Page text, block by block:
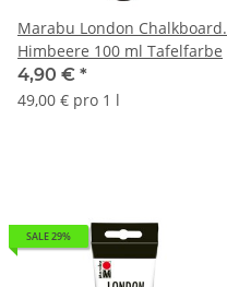
Marabu London Chalkboard.
Himbeere 100 ml Tafelfarbe
4,90 € *
49,00 € pro 1 l
SALE 29%